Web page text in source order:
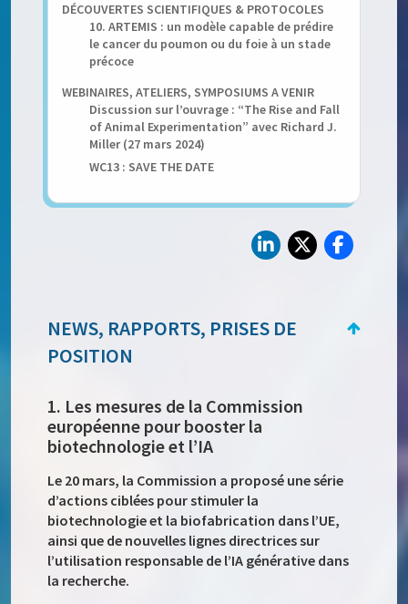
DÉCOUVERTES SCIENTIFIQUES & PROTOCOLES
10. ARTEMIS : un modèle capable de prédire
le cancer du poumon ou du foie à un stade
précoce
WEBINAIRES, ATELIERS, SYMPOSIUMS A VENIR
Discussion sur l’ouvrage : “The Rise and Fall
of Animal Experimentation” avec Richard J.
Miller (27 mars 2024)
WC13 : SAVE THE DATE
NEWS, RAPPORTS, PRISES DE
POSITION
1. Les mesures de la Commission
européenne pour booster la
biotechnologie et l’IA
Le 20 mars, la Commission a proposé une série
d’actions ciblées pour stimuler la
biotechnologie et la biofabrication dans l’UE,
ainsi que de nouvelles lignes directrices sur
l’utilisation responsable de l’IA générative dans
la recherche.